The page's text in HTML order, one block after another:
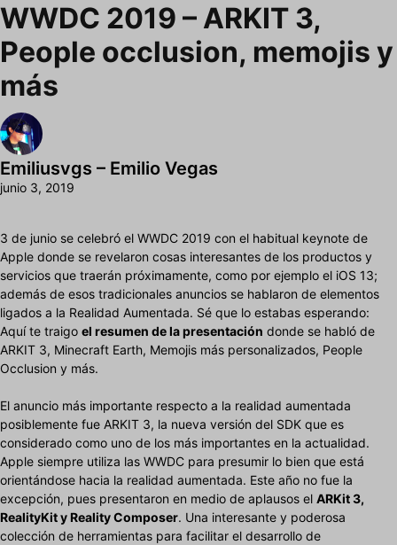
WWDC 2019 – ARKIT 3,
People occlusion, memojis y
más
Emiliusvgs – Emilio Vegas
junio 3, 2019
3 de junio se celebró el WWDC 2019 con el habitual keynote de
Apple donde se revelaron cosas interesantes de los productos y
servicios que traerán próximamente, como por ejemplo el iOS 13;
además de esos tradicionales anuncios se hablaron de elementos
ligados a la Realidad Aumentada. Sé que lo estabas esperando:
Aquí te traigo el resumen de la presentación donde se habló de
ARKIT 3, Minecraft Earth, Memojis más personalizados, People
Occlusion y más.
El anuncio más importante respecto a la realidad aumentada
posiblemente fue ARKIT 3, la nueva versión del SDK que es
considerado como uno de los más importantes en la actualidad.
Apple siempre utiliza las WWDC para presumir lo bien que está
orientándose hacia la realidad aumentada. Este año no fue la
excepción, pues presentaron en medio de aplausos el ARKit 3,
RealityKit y Reality Composer. Una interesante y poderosa
colección de herramientas para facilitar el desarrollo de